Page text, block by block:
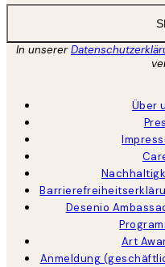
In unserer
Über
Desenio
Art
Anmeldung